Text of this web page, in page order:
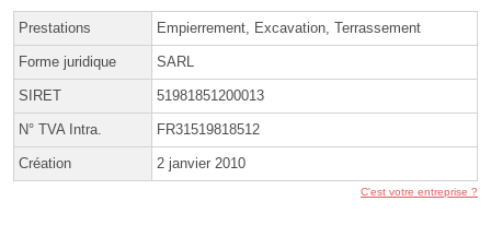
Prestations Empierrement, Excavation, Terrassement
Forme juridique SARL
SIRET 51981851200013
N° TVA Intra. FR31519818512
Création 2 janvier 2010
C'est votre entreprise ?